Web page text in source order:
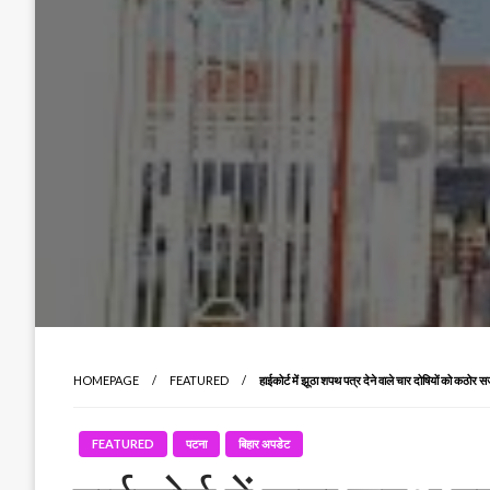
HOMEPAGE FEATURED हाईकोर्ट में झूठा शपथ पत्र देने वाले चार दोषियों को कठोर
FEATURED पटना बिहार अपडेट